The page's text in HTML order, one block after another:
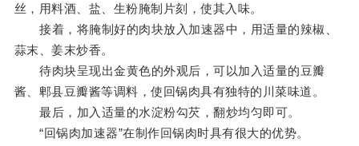
丝，用料酒、盐、生粉腌制片刻，使其入味。
接着，将腌制好的肉块放入加速器中，用适量的辣椒、
蒜末、姜末炒香。
待肉块呈现出金黄色的外观后，可以加入适量的豆瓣
酱、郫县豆瓣酱等调料，使回锅肉具有独特的川菜味道。
最后，加入适量的水淀粉勾芡，翻炒均匀即可。
“回锅肉加速器”在制作回锅肉时具有很大的优势。